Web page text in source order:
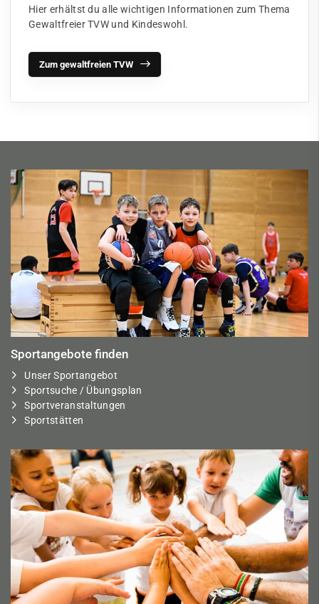
Hier erhältst du alle wichtigen Informationen zum Thema
Gewaltfreier TVW und Kindeswohl.
Zum gewaltfreien TVW
Sportangebote finden
Unser Sportangebot
Sportsuche / Übungsplan
Sportveranstaltungen
Sportstätten